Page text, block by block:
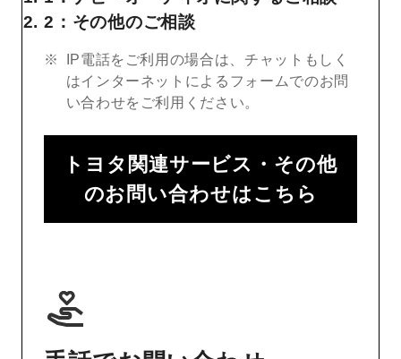
2：その他のご相談
IP電話をご利用の場合は、チャットもしく
はインターネットによるフォームでのお問
い合わせをご利用ください。
トヨタ関連サービス・その他
のお問い合わせはこちら